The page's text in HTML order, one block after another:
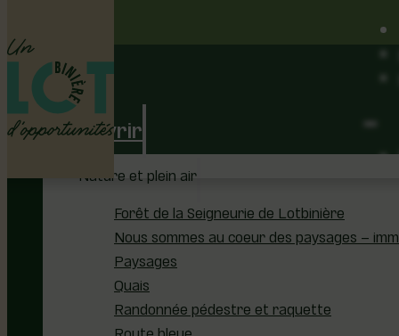
Découvrir
Nature et plein air
Forêt de la Seigneurie de Lotbinière
Nous sommes au coeur des paysages –
Paysages
Quais
Randonnée pédestre et raquette
Route bleue